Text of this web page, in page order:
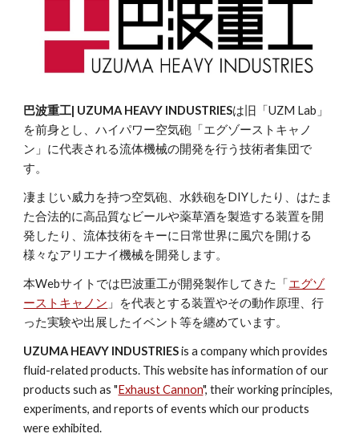
巴波重工| UZUMA HEAVY INDUSTRIESは旧「UZM Lab」
を前身とし、ハイパワー空気砲「エグゾーストキャノ
ン」に代表される流体機械の開発を行う技術者集団で
す。
凄まじい威力を持つ空気砲、水鉄砲をDIYしたり、はたま
た合法的に高品質なビールや薬草酒を製造する装置を開
発したり、流体技術をキーに日常世界に風穴を開ける
様々なアリエナイ機械を開発します。
本Webサイトでは巴波重工が開発製作してきた「エグゾ
ーストキャノン 」を代表とする装置やその動作原理、行
った実験や出展したイベント等を纏めています。
UZUMA HEAVY INDUSTRIESis a company which provides
fluid-related products. This website has information of our
products such as "Exhaust Cannon", their working principles,
experiments, and reports of events which our products
were exhibited.